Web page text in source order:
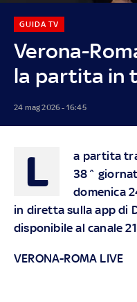
Verona-
la partita in
GUIDA TV
24 mag 2026 - 16:45
L
a partita
38^
domenica
in diretta sulla app di
disponibile al canale
VERONA-ROMA LIVE